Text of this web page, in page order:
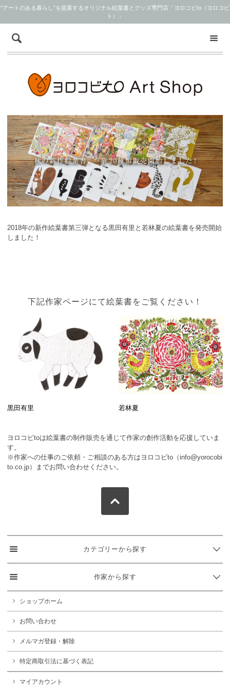
“アートのある暮らし”を提案するオリジナル絵葉書とグッズ専門店「ヨロコビto（ヨロコビ
ト）」
2018年の新作絵葉書第三弾となる黒田有里と若林夏の絵葉書を発売開始
しました！
下記作家ページにて絵葉書をご覧ください！
黒田有里 若林夏
ヨロコビtoは絵葉書の制作販売を通じて作家の創作活動を応援していま
す。
※作家への仕事のご依頼・ご相談のある方はヨロコビto（info@yorocobi
to.co.jp）までお問い合わせください。
カテゴリーから探す
作家から探す
ショップホーム
お問い合わせ
メルマガ登録・解除
特定商取引法に基づく表記
マイアカウント